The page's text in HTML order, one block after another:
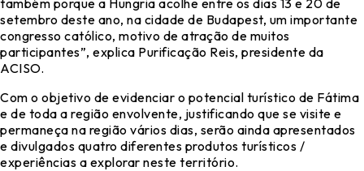
setembro deste ano, na cidade de Budapest, um importante
congresso católico, motivo de atração de muitos
participantes”, explica Purificação Reis, presidente da
ACISO.
Com o objetivo de evidenciar o potencial turístico de Fátima
e de toda a região envolvente, justificando que se visite e
permaneça na região vários dias, serão ainda apresentados
e divulgados quatro diferentes produtos turísticos /
experiências a explorar neste território.